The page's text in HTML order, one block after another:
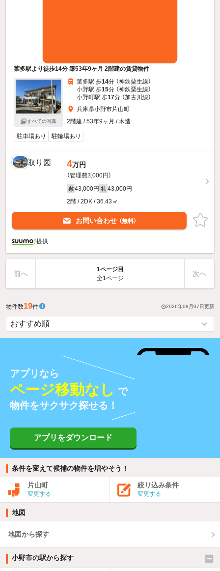
葉多駅より徒歩14分 築53年9ヶ月 2階建の賃貸物件
すべての写真
葉多駅 歩14分 （神鉄粟生線）
小野駅 歩15分 （神鉄粟生線）
小野町駅 歩17分 （加古川線）
兵庫県小野市片山町
2階建 / 53年9ヶ月 / 木造
駐車場あり 駐輪場あり
4万円
（管理費3,000円）
敷 43,000円 礼 43,000円
2階 / 2DK / 36.43㎡
お問い合わせ （無料）
提供
前へ
1ページ目
全1ページ
次へ
物件数19件 2026年08月07日 更新
アプリなら
ページ移動なし で
物件をサクサク探せる！
アプリをダウンロード
条件を変えて候補の物件を増やそう！
片山町
変更する
絞り込み条件
変更する
地図
地図から探す
小野市の駅から探す